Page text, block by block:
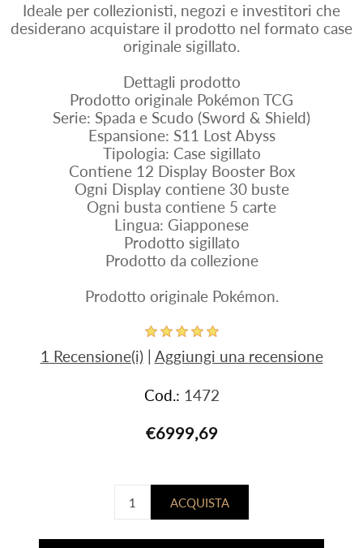
Ideale per collezionisti, negozi e investitori che
desiderano acquistare il prodotto nel formato case
originale sigillato.
Dettagli prodotto
Prodotto originale Pokémon TCG
Serie: Spada e Scudo (Sword & Shield)
Espansione: S11 Lost Abyss
Tipologia: Case sigillato
Contiene 12 Display Booster Box
Ogni Display contiene 30 buste
Ogni busta contiene 5 carte
Lingua: Giapponese
Prodotto sigillato
Prodotto da collezione
Prodotto originale Pokémon.
1 Recensione(i) | Aggiungi una recensione
Cod.: 1472
€6999,69